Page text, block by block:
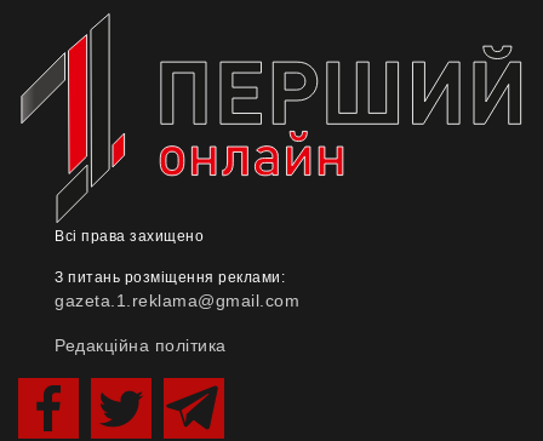
Всі права захищено
З питань розміщення реклами:
gazeta.1.reklama@gmail.com
Редакційна політика